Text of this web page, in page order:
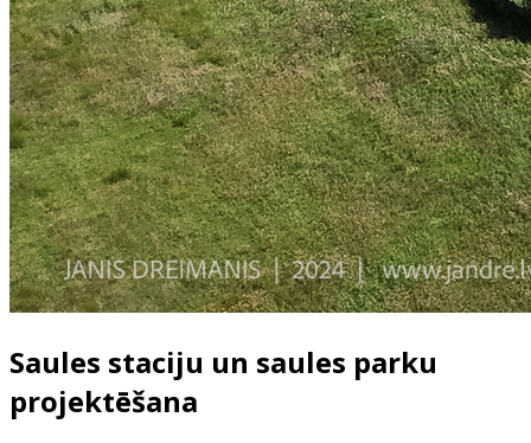
Saules staciju un saules parku
projektēšana